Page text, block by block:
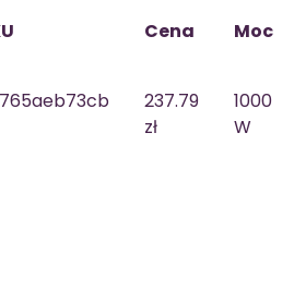
Cena Moc
237.79
zł
1000
W